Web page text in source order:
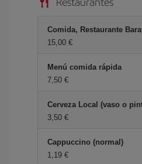
Comida, Restaurante
15,00 €
Menú comida rápida
7,50 €
Cerveza Local (vaso o
3,50 €
Cappuccino (normal)
1,19 €